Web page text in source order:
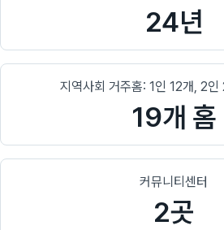
24년
지역사회 거주홈: 1인 12개, 2
19개 홈
커뮤니티센터
2곳